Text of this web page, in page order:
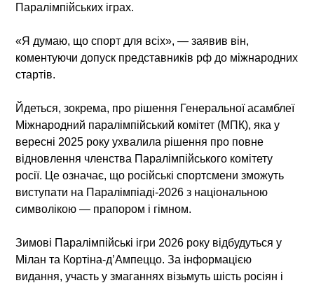
Паралімпійських іграх.
«Я думаю, що спорт для всіх», — заявив він,
коментуючи допуск представників рф до міжнародних
стартів.
Йдеться, зокрема, про рішення Генеральної асамблеї
Міжнародний паралімпійський комітет (МПК), яка у
вересні 2025 року ухвалила рішення про повне
відновлення членства Паралімпійського комітету
росії. Це означає, що російські спортсмени зможуть
виступати на Паралімпіаді-2026 з національною
символікою — прапором і гімном.
Зимові Паралімпійські ігри 2026 року відбудуться у
Мілан та Кортіна-д’Ампеццо. За інформацією
видання, участь у змаганнях візьмуть шість росіян і